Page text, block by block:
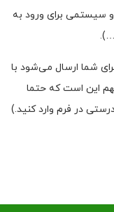
و سیستمی برای ورود به
.
شما ارسال می‌شود با
این است که حتما
در فرم وارد کنید.)